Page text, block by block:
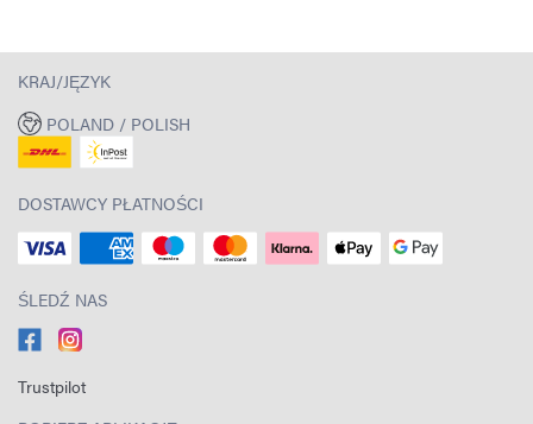
KRAJ/JĘZYK
POLAND / POLISH
DOSTAWCY PŁATNOŚCI
ŚLEDŹ NAS
Trustpilot